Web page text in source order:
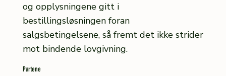
og opplysningene gitt i
bestillingsløsningen foran
salgsbetingelsene, så fremt det ikke strider
mot bindende lovgivning.
Partene